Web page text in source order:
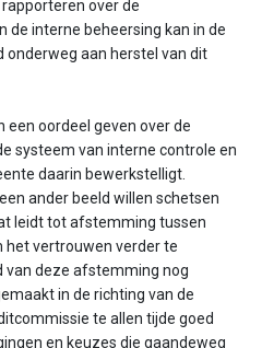
over de
de interne beheersing kan in de
onderweg aan herstel van dit
een oordeel geven over de
systeem van interne controle en
daarin bewerkstelligt.
ander beeld willen schetsen
leidt tot afstemming tussen
het vertrouwen verder te
van deze afstemming nog
in de richting van de
te allen tijde goed
en keuzes die gaandeweg